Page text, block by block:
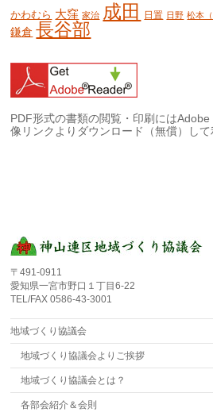
かわむら 大窪 家治 成田 日置 日野 松本（
鎌倉 長谷部
PDF形式の書類の閲覧・印刷には
像リンクよりダウンロード（無償）して
〒491-0911
愛知県一宮市野口１丁目6-22
TEL/FAX 0586-43-3001
地域づくり協議会
地域づくり協議会よりご挨拶
地域づくり協議会とは？
各部会紹介＆会則